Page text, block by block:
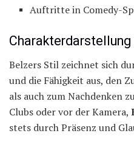
Auftritte in Comedy-
Charakterdarstellung
Belzers Stil zeichnet sich
und die Fähigkeit aus, den
als auch zum Nachdenken
Clubs oder vor der Kamera,
stets durch Präsenz und